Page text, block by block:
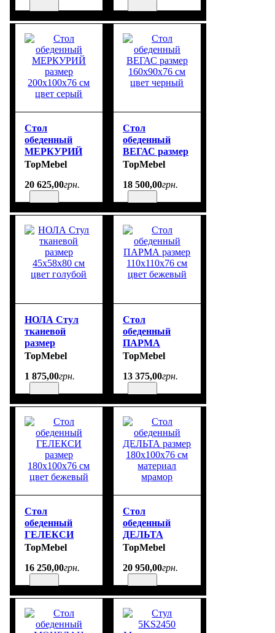
Стол
обеденный
МЕРКУРИЙ
размер
цвет серый
TopMebel
20 625,00грн.
Стол
обеденный
ВЕГАС размер
160х90х76 см
TopMebel
18 500,00грн.
НОЛА Стул
тканевой
размер
45х58х80 см
TopMebel
1 875,00грн.
Стол
обеденный
ПАРМА
размер
цвет бежевый
TopMebel
13 375,00грн.
Стол
обеденный
ГЕЛЕКСИ
размер
цвет бежевый
TopMebel
16 250,00грн.
Стол
обеденный
ДЕЛЬТА
размер
материал
TopMebel
20 950,00грн.